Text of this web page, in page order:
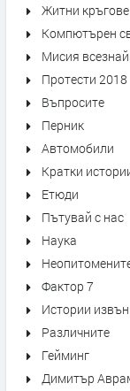
Житни кръгове
Компютърен
Мисия
Протести 2018
Въпросите
Перник
Автомобили
Кратки
Етюди
Пътувай с нас
Наука
Фактор 7
Истории
Различните
Гейминг
Димитър